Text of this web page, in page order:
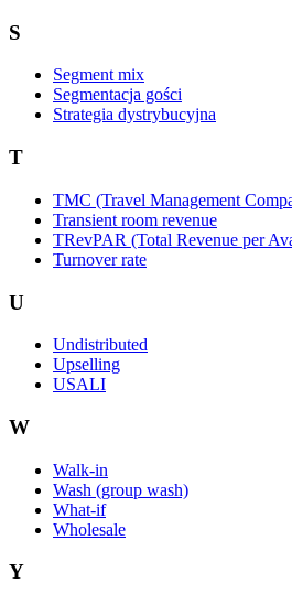
S
Segment mix
Segmentacja gości
Strategia dystrybucyjna
T
TMC (Travel Management
Transient room revenue
TRevPAR (Total Revenue per
Turnover rate
U
Undistributed
Upselling
USALI
W
Walk-in
Wash (group wash)
What-if
Wholesale
Y